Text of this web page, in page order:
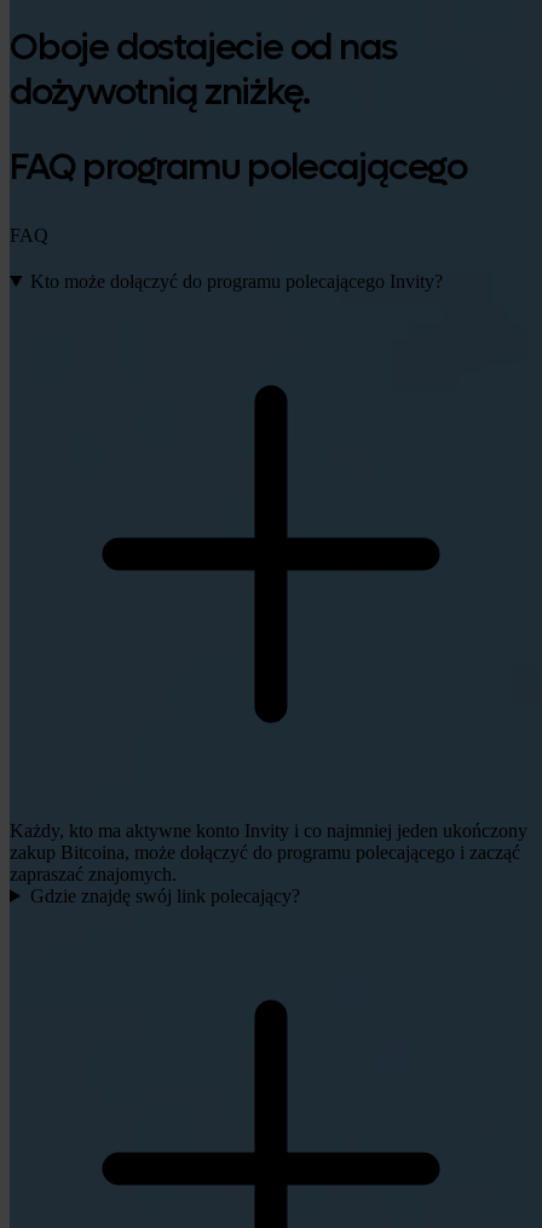
Oboje dostajecie od nas
dożywotnią zniżkę.
FAQ programu polecającego
FAQ
Kto może dołączyć do programu polecającego Invity?
Każdy, kto ma aktywne konto Invity i co najmniej jeden ukończony
zakup Bitcoina, może dołączyć do programu polecającego i zacząć
zapraszać znajomych.
Gdzie znajdę swój link polecający?